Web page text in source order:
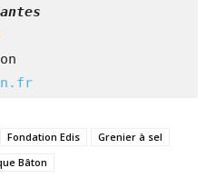
Fondation Edis
Grenier à sel
Bâton